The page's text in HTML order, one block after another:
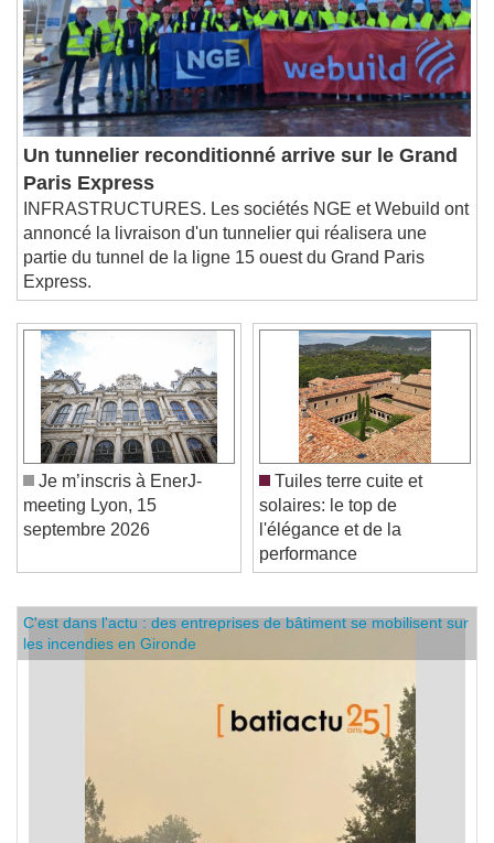
Un tunnelier reconditionné arrive sur le Grand
Paris Express
INFRASTRUCTURES. Les sociétés NGE et Webuild ont
annoncé la livraison d'un tunnelier qui réalisera une
partie du tunnel de la ligne 15 ouest du Grand Paris
Express.
Je m’inscris à EnerJ-
meeting Lyon, 15
Tuiles terre cuite et
solaires: le top de
l'élégance et de la
performance
C'est dans l'actu : des entreprises de bâtiment se mobilisent sur
les incendies en Gironde